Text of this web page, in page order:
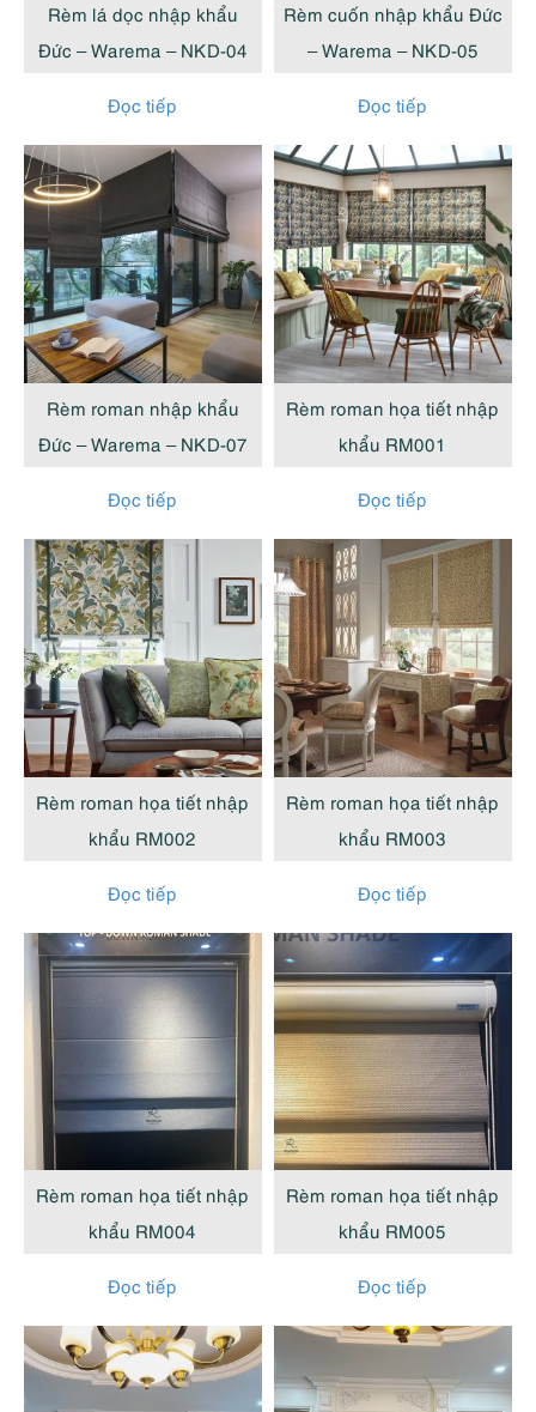
Rèm lá dọc nhập khẩu
Đức – Warema – NKD-04
Đọc tiếp
Rèm cuốn nhập khẩu Đức
– Warema – NKD-05
Đọc tiếp
Rèm roman nhập khẩu
Đức – Warema – NKD-07
Đọc tiếp
Rèm roman họa tiết nhập
khẩu RM001
Đọc tiếp
Rèm roman họa tiết nhập
khẩu RM002
Đọc tiếp
Rèm roman họa tiết nhập
khẩu RM003
Đọc tiếp
Rèm roman họa tiết nhập
khẩu RM004
Đọc tiếp
Rèm roman họa tiết nhập
khẩu RM005
Đọc tiếp